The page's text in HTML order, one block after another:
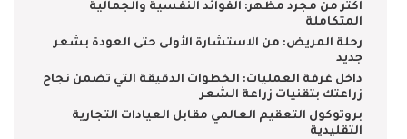
أكثر من مجرد مظهر: الفوائد النفسية والجمالية
المتكاملة
رحلة المريض: من الاستشارة الأولى حتى العودة بشعر
جديد
داخل غرفة العمليات: الخطوات الدقيقة التي تضمن نجاح
زراعتك بتقنيات زراعة الشعر
بروتوكول التعقيم العالمي مقابل العيادات التجارية
التقليدية